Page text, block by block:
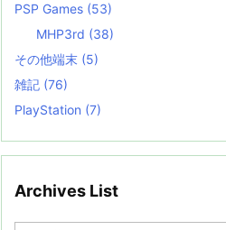
PSP Games (53)
MHP3rd (38)
その他端末 (5)
雑記 (76)
PlayStation (7)
Archives List